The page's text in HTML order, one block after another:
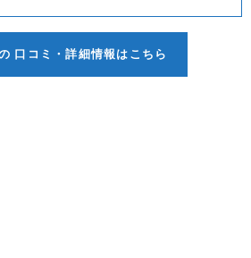
口コミ・詳細情報はこちら